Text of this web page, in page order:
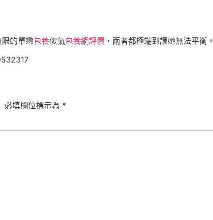
的單戀包養傻氣包養網評價 ，兩者都極端到讓她無法平衡。
必填欄位標示為 *